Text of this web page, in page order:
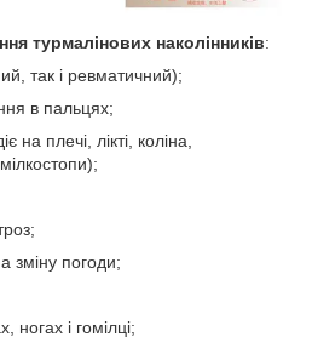
турмалінових наколінників:
так і ревматичний);
в пальцях;
на плечі, лікті, коліна,
зміну погоди;
ногах і гомілці;